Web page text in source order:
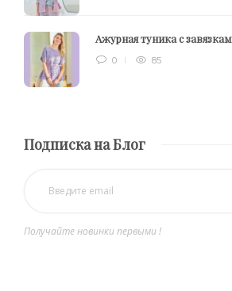
Ажурная туника с
0 85
Подписка на Блог
Получайте новинки первыми !